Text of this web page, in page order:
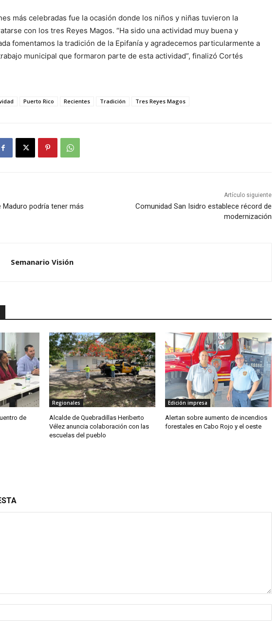
más celebradas fue la ocasión donde los niños y niñas tuvieron la
con los tres Reyes Magos. “Ha sido una actividad muy buena y
fomentamos la tradición de la Epifanía y agradecemos particularmente a
municipal que formaron parte de esta actividad”, finalizó Cortés
Puerto Rico Recientes Tradición Tres Reyes Magos
Maduro podría tener más
Artículo siguiente
Comunidad San Isidro establece récord de
modernización
Semanario Visión
de
Regionales
Alcalde de Quebradillas Heriberto
Vélez anuncia colaboración con las
escuelas del pueblo
Edición impresa
Alertan sobre aumento de incendios
forestales en Cabo Rojo y el oeste